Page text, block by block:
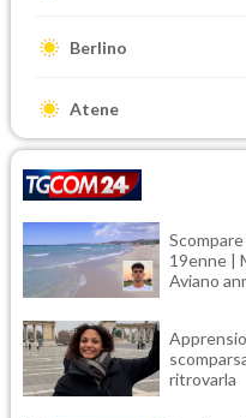
Berlino
Atene
19enne |
Aviano
ritrovarla